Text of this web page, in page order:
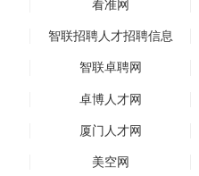
看准网
智联招聘人才招聘信息
智联卓聘网
卓博人才网
厦门人才网
美空网